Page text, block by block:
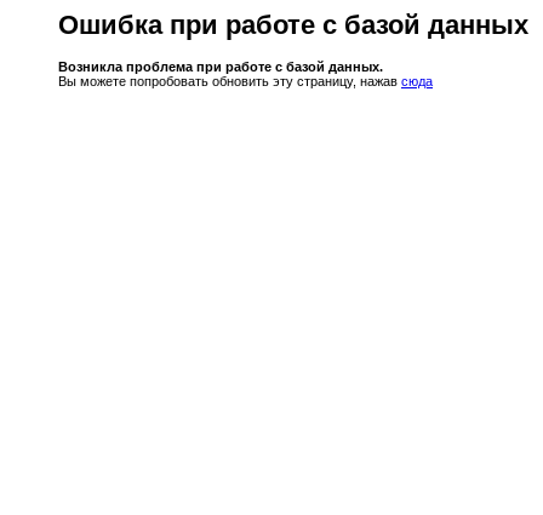
Ошибка при работе с базой данных
Возникла проблема при работе с базой данных.
Вы можете попробовать обновить эту страницу, нажав сюда